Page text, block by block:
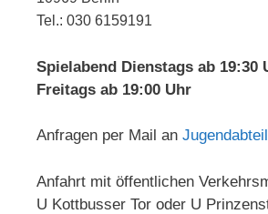
Tel.: 030 6159191
Spielabend Dienstags ab 19:30
Freitags ab 19:00 Uhr
Anfragen per Mail an
Anfahrt mit öffentlichen
U Kottbusser Tor oder U